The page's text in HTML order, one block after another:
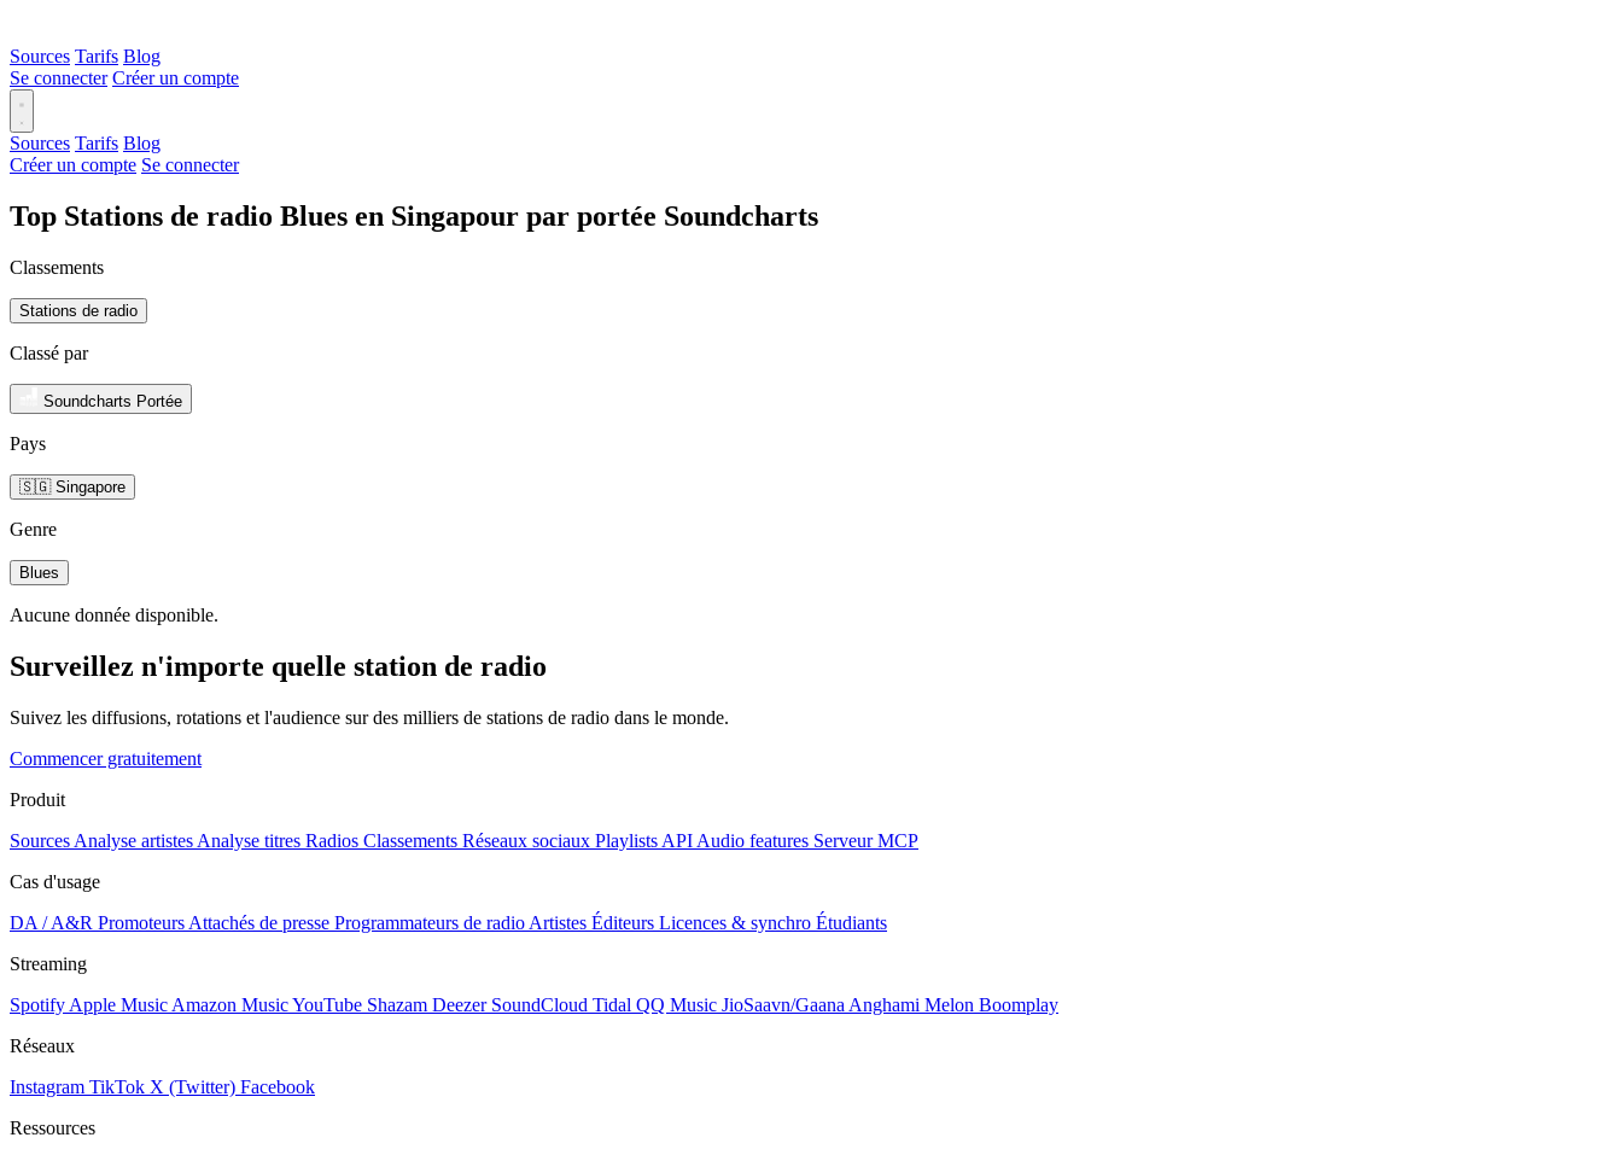
Sources Tarifs Blog
Se connecter Créer un compte
Sources Tarifs Blog
Créer un compte Se connecter
Top Stations de radio Blues en Singapour par portée Soundcharts
Classements
Stations de radio
Classé par
Soundcharts Portée
Pays
🇸🇬 Singapore
Genre
Blues
Aucune donnée disponible.
Surveillez n'importe quelle station de radio
Suivez les diffusions, rotations et l'audience sur des milliers de stations de radio dans le monde.
Commencer gratuitement
Produit
Sources Analyse artistes Analyse titres Radios Classements Réseaux sociaux Playlists API Audio features Serveur MCP
Cas d'usage
DA / A&R Promoteurs Attachés de presse Programmateurs de radio Artistes Éditeurs Licences & synchro Étudiants
Streaming
Spotify Apple Music Amazon MusicYouTube Shazam Deezer SoundCloud Tidal QQ Music JioSaavn/Gaana Anghami Melon Boomplay
Réseaux
Instagram TikTok X (Twitter) Facebook
Ressources